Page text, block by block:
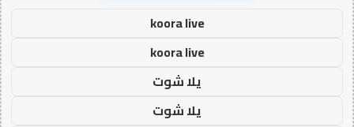
koora live
koora live
يلا شوت
يلا شوت